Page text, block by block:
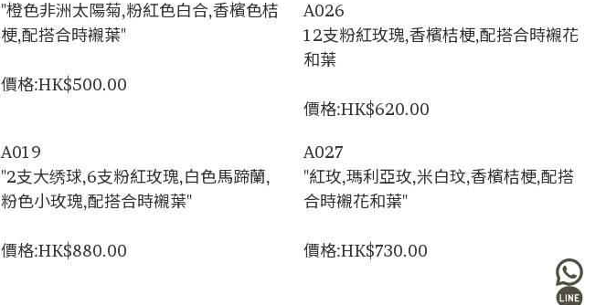
"橙色非洲太陽菊,粉紅色白合,香檳色桔
梗,配搭合時襯葉"
價格:HK$500.00
A019
"2支大绣球,6支粉紅玫瑰,白色馬蹄蘭,
粉色小玫瑰,配搭合時襯葉"
價格:HK$880.00
A026
12支粉紅玫瑰,香檳桔梗,配搭合時襯花
和葉
價格:HK$620.00
A027
"紅玫,瑪利亞玫,米白玟,香檳桔梗,配搭
合時襯花和葉"
價格:HK$730.00